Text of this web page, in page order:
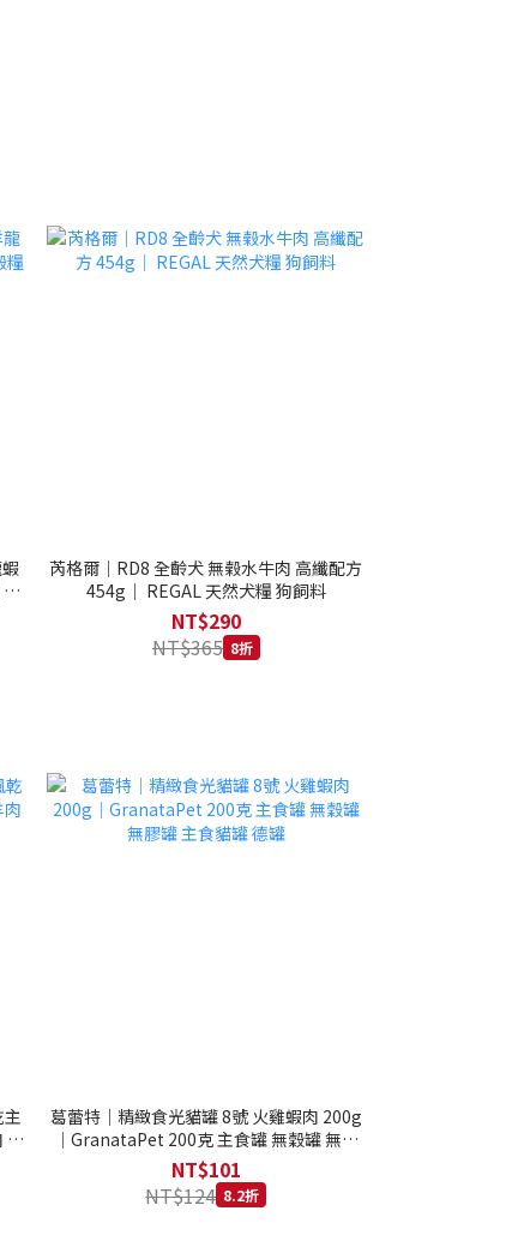
芮格爾｜RD8 全齡犬 無榖水牛肉 高纖配方
454g｜ REGAL 天然犬糧 狗飼料
NT$290
NT$365 8折
全
葛蕾特｜精緻食光貓罐 8號 火雞蝦肉 200g
｜GranataPet 200克 主食罐 無穀罐 無膠
罐 主食貓罐 德罐
NT$101
NT$124 8.2折